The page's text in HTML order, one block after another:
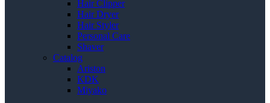
Hair Clipper
Hair Dryer
Hair Styler
Personal Care
Shaver
Catalog
Ariston
KDK
Miyako